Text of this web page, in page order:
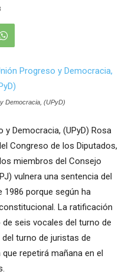
Democracia, (UPyD)
Democracia, (UPyD) Rosa
Congreso de los Diputados,
miembros del Consejo
vulnera una sentencia del
1986 porque según ha
La ratificación
seis vocales del turno de
turno de juristas de
repetirá mañana en el